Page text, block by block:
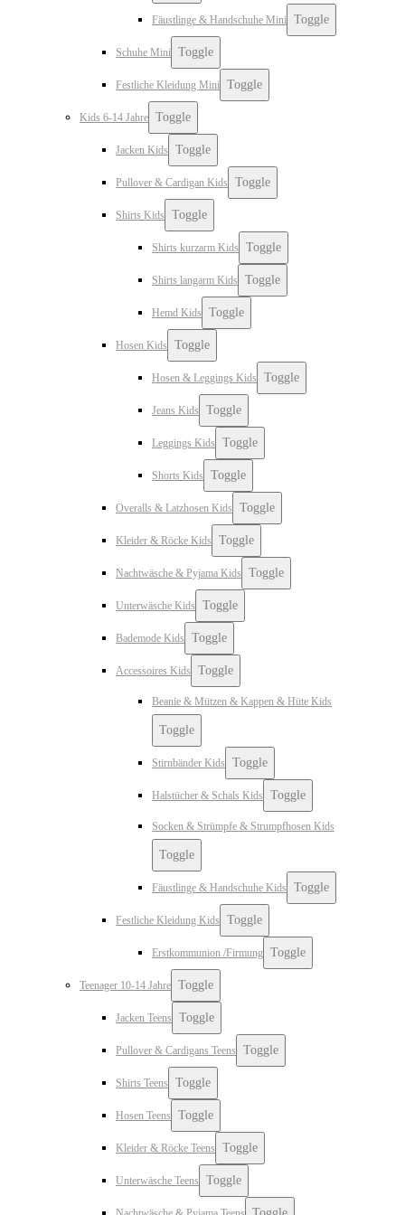
Fäustlinge & Handschuhe Mini Toggle
Schuhe Mini Toggle
Festliche Kleidung Mini Toggle
Kids 6-14 Jahre Toggle
Jacken Kids Toggle
Pullover & Cardigan Kids Toggle
Shirts Kids Toggle
Shirts kurzarm Kids Toggle
Shirts langarm Kids Toggle
Hemd Kids Toggle
Hosen Kids Toggle
Hosen & Leggings Kids Toggle
Jeans Kids Toggle
Leggings Kids Toggle
Shorts Kids Toggle
Overalls & Latzhosen Kids Toggle
Kleider & Röcke Kids Toggle
Nachtwäsche & Pyjama Kids Toggle
Unterwäsche Kids Toggle
Bademode Kids Toggle
Accessoires Kids Toggle
Beanie & Mützen & Kappen & Hüte Kids
Toggle
Stirnbänder Kids Toggle
Halstücher & Schals Kids Toggle
Socken & Strümpfe & Strumpfhosen Kids
Toggle
Fäustlinge & Handschuhe Kids Toggle
Festliche Kleidung Kids Toggle
Erstkommunion /Firmung Toggle
Teenager 10-14 Jahre Toggle
Jacken Teens Toggle
Pullover & Cardigans Teens Toggle
Shirts Teens Toggle
Hosen Teens Toggle
Kleider & Röcke Teens Toggle
Unterwäsche Teens Toggle